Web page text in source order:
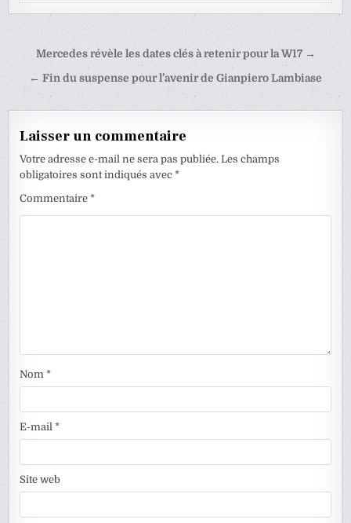
Navigation
de
Mercedes révèle les dates clés à retenir pour la W17 →
← Fin du suspense pour l’avenir de Gianpiero Lambiase
Laisser un commentaire
Votre adresse e-mail ne sera pas publiée. Les champs
obligatoires sont indiqués avec*
Commentaire*
Nom*
E-mail*
Site web